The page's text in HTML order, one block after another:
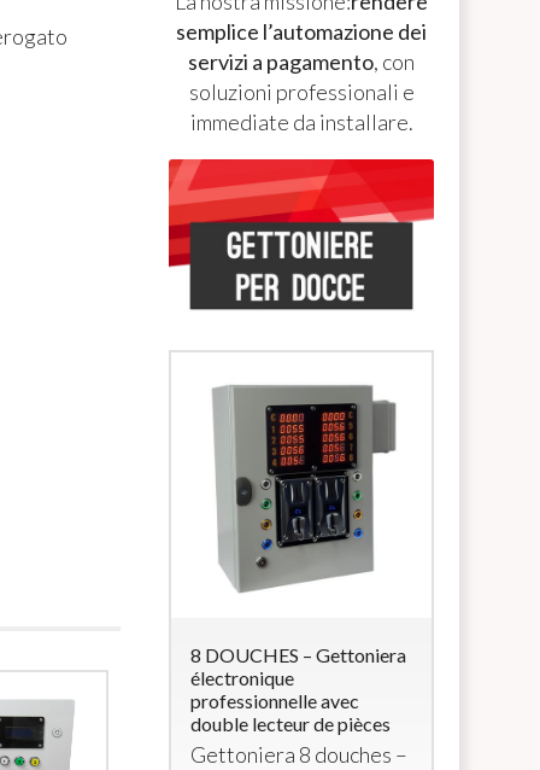
semplice l’automazione dei
servizi a pagamento, con
soluzioni professionali e
immediate da installare.
RFIDcon 4
12Vcc (per
8 DOUCHES – Gettoniera
électronique
professionnelle avec
double lecteur de pièces
Gettoniera 8 douches –